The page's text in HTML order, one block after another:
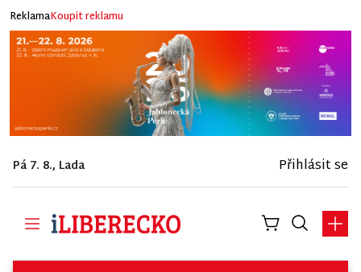
ReklamaKoupit reklamu
Pá 7. 8., Lada Přihlásit se